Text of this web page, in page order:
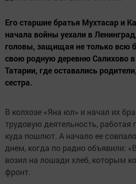
Его старшие братья Мухтасар и
начала войны уехали в
головы, защищая не только всю
свою родную деревню Салихово
Татарии, где оставались
сестра.
В колхозе «Яна юл» и начал их
трудовую деятельность, работая
куда пошлют. А начало ее
днем, когда по радио объявили:
возил на лошади хлеб, которым
фронт.